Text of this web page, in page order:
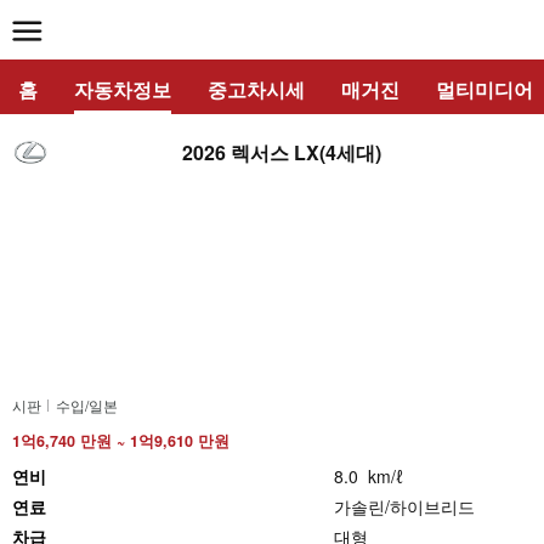
홈 자동차정보 중고차시세 매거진 멀티미디어
2026 렉서스 LX(4세대)
시판 수입/일본
1억6,740 만원 ~ 1억9,610 만원
연비
8.0 km/ℓ
연료
가솔린/하이브리드
차급
대형